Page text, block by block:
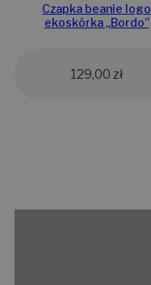
Czapka beanie logo
ekoskórka „Bordo”
129,00 zł